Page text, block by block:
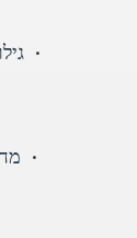
•
•